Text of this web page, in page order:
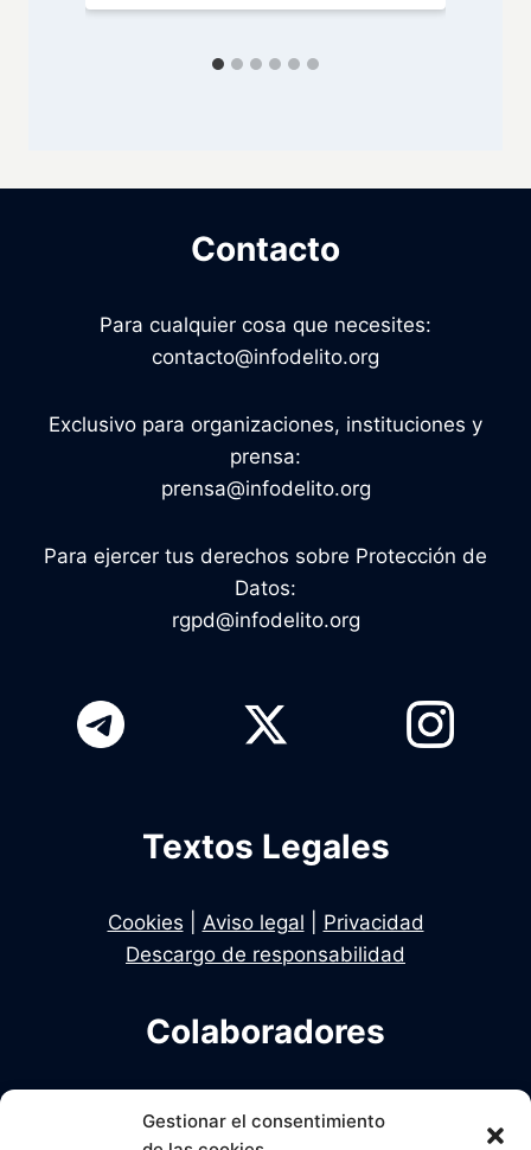
Gestionar el consentimiento
Contacto
Para cualquier cosa que necesites:
contacto@infodelito.org
Exclusivo para organizaciones, instituciones y
prensa:
prensa@infodelito.org
Para ejercer tus derechos sobre Protección de
Datos:
rgpd@infodelito.org
Textos Legales
Cookies Aviso legal
Privacidad
Descargo de responsabilidad
Colaboradores
Infodelito es una iniciativa de Dekhan y Alcalde
en colaboración con Una Policia para el Siglo XXI